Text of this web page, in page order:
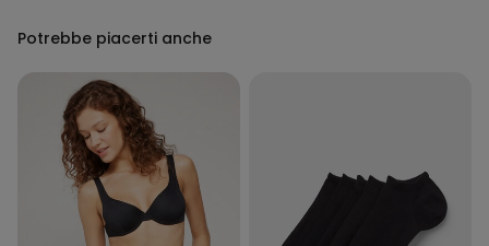
Potrebbe piacerti anche